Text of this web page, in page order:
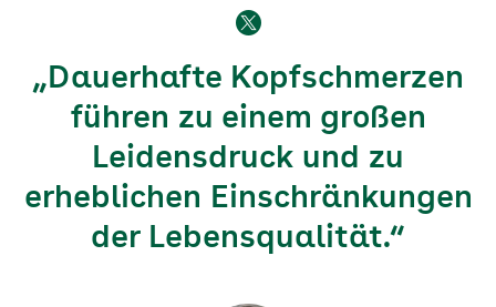
„Dauerhafte Kopfschmerzen
führen zu einem großen
Leidensdruck und zu
erheblichen Einschränkungen
der Lebensqualität.“